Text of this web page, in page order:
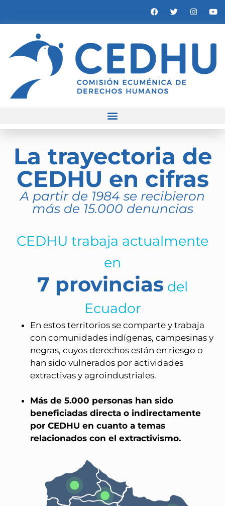
La trayectoria de
CEDHU en cifras
A partir de 1984 se recibieron
más de 15.000 denuncias
CEDHU trabaja actualmente
en
7 provincias del
Ecuador
En estos territorios se comparte y trabaja
con comunidades indígenas, campesinas y
negras, cuyos derechos están en riesgo o
han sido vulnerados por actividades
extractivas y agroindustriales.
Más de 5.000 personas han sido
beneficiadas directa o indirectamente
por CEDHU en cuanto a temas
relacionados con el extractivismo.